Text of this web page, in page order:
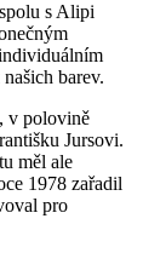
s Alipi
barev.
v polovině
Jursovi.
měl ale
1978 zařadil
pro